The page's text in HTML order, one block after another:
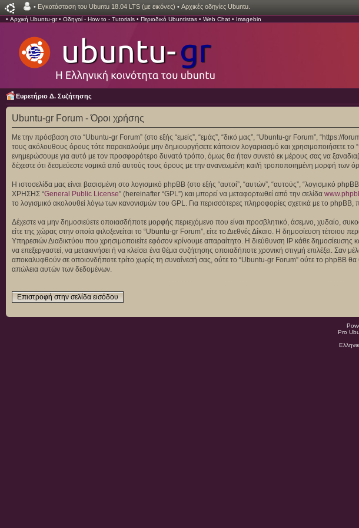
• Εγκατάσταση του Ubuntu 18.04 LTS (με εικόνες) • Αρχικές οδηγίες Ubuntu.
• Αρχική Ubuntu-gr• Οδηγοί - How to - Tutorials • Περιοδικό Ubuntistas • Web Chat • Imagebin
Ευρετήριο Δ. Συζήτησης
Ubuntu-gr Forum - Όροι χρήσης
Με την πρόσβαση στο “Ubuntu-gr Forum” (στο εξής “εμείς”, “εμάς”, “δικό μας”, “Ubuntu-gr Forum”, “https://
τους ακόλουθους όρους τότε παρακαλούμε μην δημιουργήσετε κάποιον λογαριασμό και χρησιμοποιήσετε
ενημερώσουμε για αυτό με τον προσφορότερο δυνατό τρόπο, όμως θα ήταν συνετό εκ μέρους σας να
δέχεστε ότι δεσμεύεστε νομικά από αυτούς τους όρους με την ανανεωμένη και/ή τροποποιημένη μορφή των
Η ιστοσελίδα μας είναι βασισμένη στο λογισμικό phpBB (στο εξής “αυτοί”, “αυτών”, “αυτούς”,
ΧΡΗΣΗΣ “General Public License” (hereinafter “GPL”) και μπορεί να μεταφορτωθεί από την σελίδα
το λογισμικό ακολουθεί λόγω των κανονισμών του GPL. Για περισσότερες πληροφορίες σχετικά με το
Δέχεστε να μην δημοσιεύετε οποιασδήποτε μορφής περιεχόμενο που είναι προσβλητικό, άσεμνο, χυδαίο,
είτε της χώρας στην οποία φιλοξενείται το “Ubuntu-gr Forum”, είτε το Διεθνές Δίκαιο. Η δημοσίευση
Υπηρεσιών Διαδικτύου που χρησιμοποιείτε εφόσον κρίνουμε απαραίτητο. Η διεύθυνση IP κάθε
να επεξεργαστεί, να μετακινήσει ή να κλείσει ένα θέμα συζήτησης οποιαδήποτε χρονική στιγμή επιλέξει.
αποκαλυφθούν σε οποιονδήποτε τρίτο χωρίς τη συναίνεσή σας, ούτε το “Ubuntu-gr Forum” ούτε το phpBB
απώλεια αυτών των δεδομένων.
Επιστροφή στην σελίδα εισόδου
Pro